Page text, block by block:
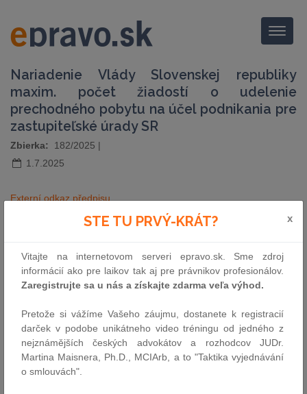
Menu
Nariadenie Vlády Slovenskej republiky
maxim. počet žiadostí o udelenie
prechodného pobytu na účel podnikania pre
zastupiteľské úrady SR
Zbierka: 182/2025 |
1.7.2025
Externí odkaz předpisu
VYHĽADÁVANIE ASPI
Číslo predpisu:
STE TU PRVÝ-KRÁT? x
Vitajte na internetovom serveri epravo.sk. Sme zdroj
informácií ako pre laikov tak aj pre právnikov profesionálov.
Zaregistrujte sa u nás a získajte zdarma veľa výhod.
Pretože si vážíme Vašeho záujmu, dostanete k registracií
darček v podobe unikátneho video tréningu od jedného z
nejznámějších českých advokátov a rozhodcov JUDr.
Martina Maisnera, Ph.D., MCIArb, a to "Taktika vyjednávání
o smlouvách".